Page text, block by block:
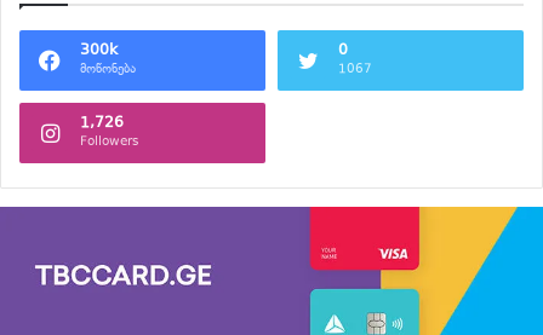
300k
მოწონება
0
1067
1,726
Followers